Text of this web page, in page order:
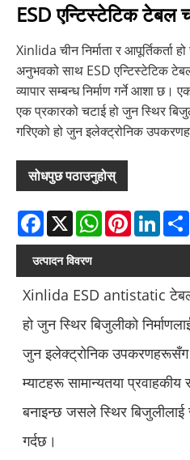
ESD एन्टिस्टेटिक टेबल
Xinlida चीन निर्माता र आपूर्तिकर्ता
अनुभवको साथ ESD एन्टिस्टेटिक
व्यापार सम्बन्ध निर्माण गर्ने आशा छ।
एक प्रकारको चटाई हो जुन स्थिर
गरिएको हो जुन इलेक्ट्रोनिक
सोधपुछ पठाउनुहोस्
Facebook
X WhatsApp
Pinterest
उत्पादन विवरण
Xinlida ESD antistatic टेबल
हो जुन स्थिर बिजुलीको
जुन इलेक्ट्रोनिक उपकरणहरूसँग
म्याटहरू सामान्यतया प्रवाहकीय
बनाइन्छ जसले स्थिर बिजुलीलाई
गर्दछ।